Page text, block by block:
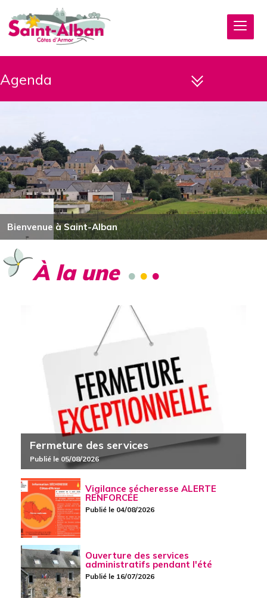
Bienvenue à Saint-Alban
Agenda
À la une
Fermeture des services
Publié le 05/08/2026
Vigilance sécheresse ALERTE
RENFORCÉE
Publié le 04/08/2026
Ouverture des services
administratifs pendant l'été
Publié le 16/07/2026